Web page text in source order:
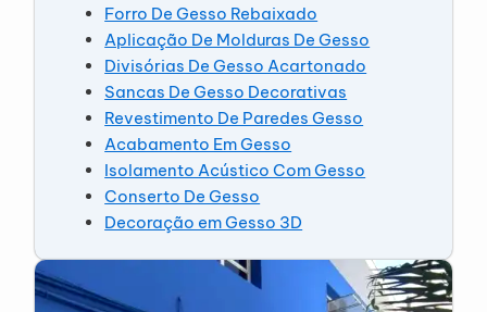
Forro De Gesso Rebaixado
Aplicação De Molduras De Gesso
Divisórias De Gesso Acartonado
Sancas De Gesso Decorativas
Revestimento De Paredes Gesso
Acabamento Em Gesso
Isolamento Acústico Com Gesso
Conserto De Gesso
Decoração em Gesso 3D